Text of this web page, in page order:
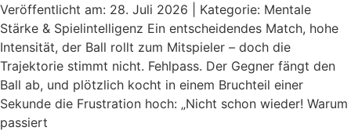
Veröffentlicht am: 28. Juli 2026 | Kategorie: Mentale
Stärke & Spielintelligenz Ein entscheidendes Match, hohe
Intensität, der Ball rollt zum Mitspieler – doch die
Trajektorie stimmt nicht. Fehlpass. Der Gegner fängt den
Ball ab, und plötzlich kocht in einem Bruchteil einer
Sekunde die Frustration hoch: „Nicht schon wieder! Warum
passiert